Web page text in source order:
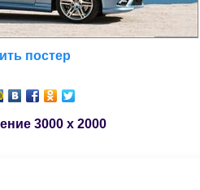
постер
3000 x 2000